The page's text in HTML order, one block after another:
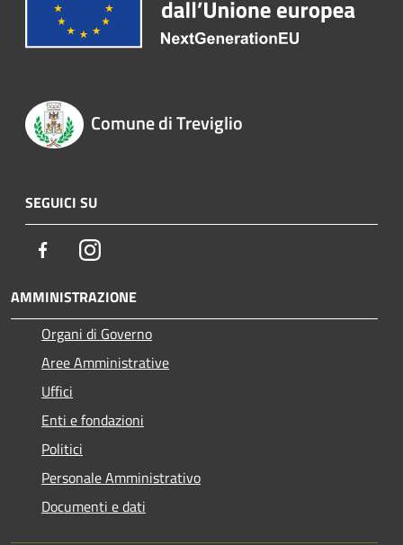
Comune di Treviglio
SEGUICI SU
FacebookInstagram
AMMINISTRAZIONE
Organi di Governo
Aree Amministrative
Uffici
Enti e fondazioni
Politici
Personale Amministrativo
Documenti e dati